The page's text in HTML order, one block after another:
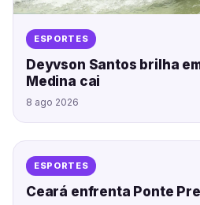
ESPORTES
Deyvson Santos brilha
Medina cai
8 ago 2026
ESPORTES
Ceará enfrenta Ponte